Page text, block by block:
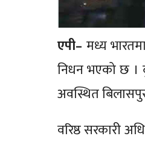
एपी– मध्य
निधन भएको छ ।
अवस्थित
वरिष्ठ सरकारी